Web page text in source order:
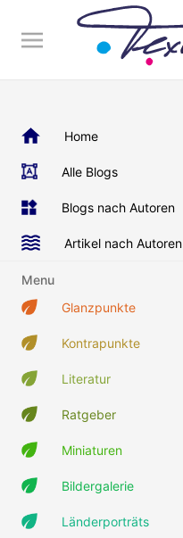
Home
Alle Blogs
Blogs nach Autoren
Artikel nach Autoren
Menu
Glanzpunkte
Kontrapunkte
Literatur
Ratgeber
Miniaturen
Bildergalerie
Länderporträts